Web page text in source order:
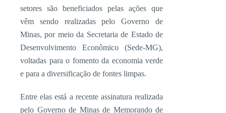
setores são beneficiados pelas ações que
vêm sendo realizadas pelo Governo de
Minas, por meio da Secretaria de Estado de
Desenvolvimento Econômico (Sede-MG),
voltadas para o fomento da economia verde
e para a diversificação de fontes limpas.
Entre elas está a recente assinatura realizada
pelo Governo de Minas de Memorando de